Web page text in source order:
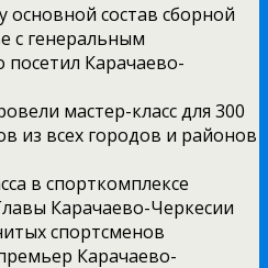
основной состав сборной
с генеральным
Карачаево-
мастер-класс для 300
из всех городов и районов
в спорткомплексе
Карачаево-Черкесии
спортсменов
Карачаево-